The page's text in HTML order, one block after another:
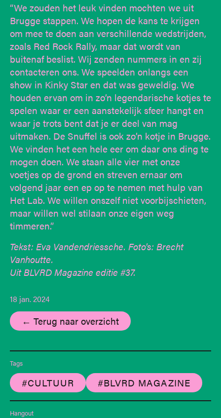
“We zouden het leuk vinden mochten we uit
Brugge stappen. We hopen de kans te krijgen
om mee te doen aan verschillende wedstrijden,
zoals Red Rock Rally, maar dat wordt van
buitenaf beslist. Wij zenden nummers in en zij
contacteren ons. We speelden onlangs een
show in Kinky Star en dat was geweldig. We
houden ervan om in zo’n legendarische kotjes te
spelen waar er een aanstekelijk sfeer hangt en
waar je trots bent dat je er deel van mag
uitmaken. De Snuffel is ook zo’n kotje in Brugge.
We vinden het een hele eer om daar ons ding te
mogen doen. We staan alle vier met onze
voetjes op de grond en streven ernaar om
volgend jaar een ep op te nemen met hulp van
Het Lab. We willen onszelf niet voorbijschieten,
maar willen wel stilaan onze eigen weg
timmeren.”
Tekst: Eva Vandendriessche. Foto's: Brecht
Vanhoutte.
Uit BLVRD Magazine editie #37.
18 jan. 2024
← Terug naar overzicht
Tags
#CULTUUR #BLVRD MAGAZINE
Hangout